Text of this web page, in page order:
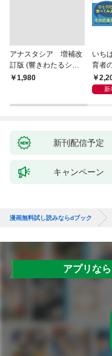
アナスタシア 増補改
訂版 (響きわたるシベ
リア杉シリーズ 1)
￥1,980
いち
育者
い子
Ｋ 偏
新
新刊配信予定
キャンペーン
漫画無料試し読みならdブック
アプリな